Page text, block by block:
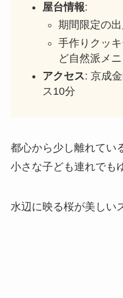
屋台情報:
期間限定の出
手作りクッ
ど自然派メ
アクセス: 京成
ス10分
都心から少し離れてい
小さな子ども連れでも
水辺に映る桜が美しい